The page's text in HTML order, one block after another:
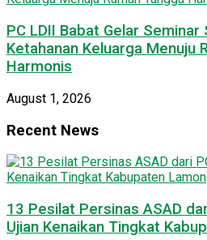
PC LDII Babat Gelar
Ketahanan Keluarga Menuju
Harmonis
August 1, 2026
Recent News
13 Pesilat Persinas ASAD
Ujian Kenaikan Tingkat